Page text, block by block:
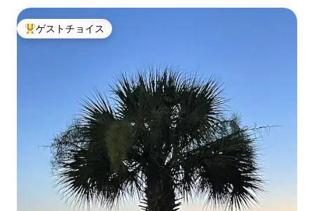
大好評のゲストチョイスです。
ゲストチョイス